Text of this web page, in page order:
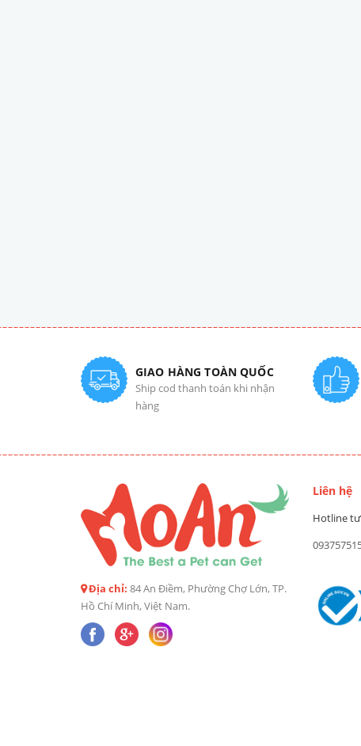
GIAO HÀNG TOÀN QUỐC
Ship cod thanh toán khi nhận
hàng
Địa chỉ: 84 An Điềm, Phường Chợ Lớn, TP.
Hồ Chí Minh, Việt Nam.
Liên hệ
Hotline tư